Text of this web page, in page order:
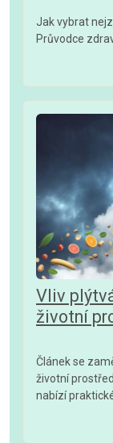
Jak vybrat
Průvodce
Vliv
životní
Článek se
životní
nabízí